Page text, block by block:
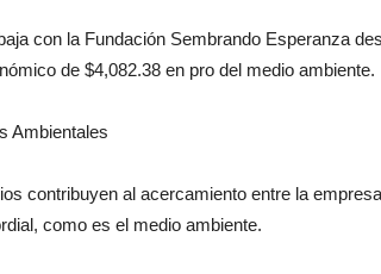
con la Fundación Sembrando Esperanza
de $4,082.38 en pro del medio ambiente.
contribuyen al acercamiento entre la
como es el medio ambiente.